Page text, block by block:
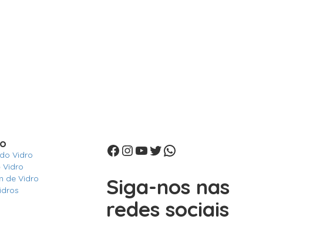
Vidro
Vidro
de Vidro
Facebook
Instagram
Youtube
Twitter
WhatsApp
Siga-nos nas
redes sociais